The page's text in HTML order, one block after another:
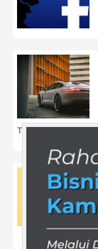
Tips